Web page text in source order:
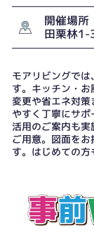
開催場所
田栗林1-
モアリビングで
す。キッチン・
変更や省エネ対
やすく丁寧にサ
活用のご案内も
ご用意。図面を
す。はじめての方